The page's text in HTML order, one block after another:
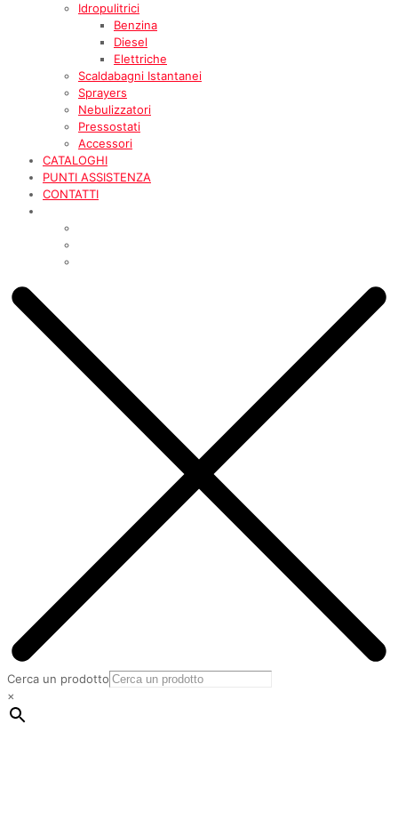
Idropulitrici
Benzina
Diesel
Elettriche
Scaldabagni Istantanei
Sprayers
Nebulizzatori
Pressostati
Accessori
CATALOGHI
PUNTI ASSISTENZA
CONTATTI
Cerca un prodotto
×